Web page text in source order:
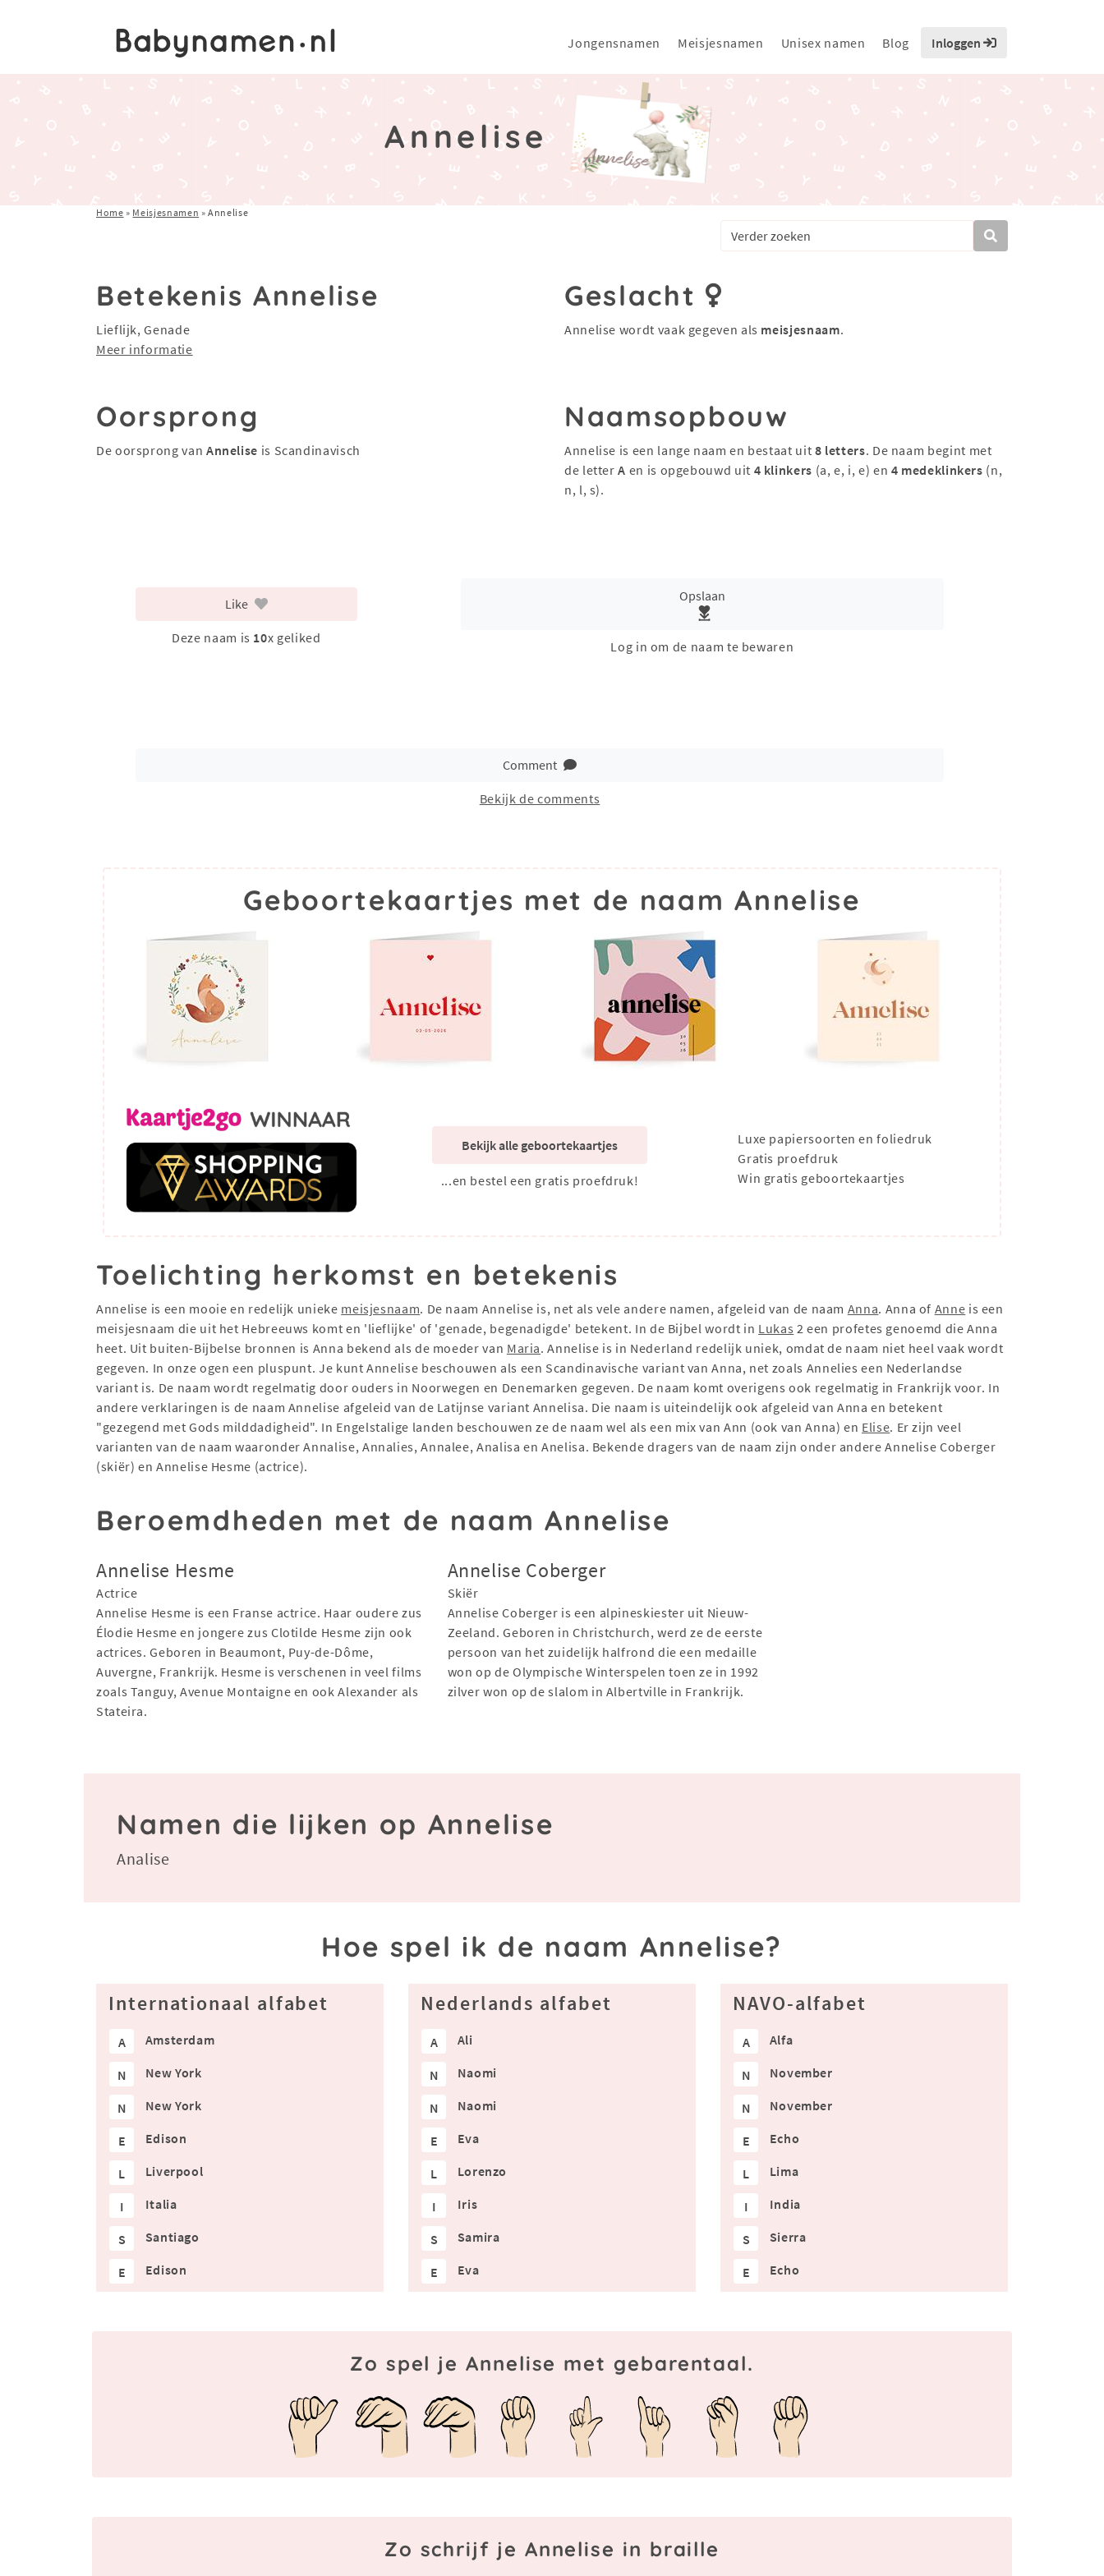
Jongensnamen Meisjesnamen Unisex namen Blog Inloggen
Annelise
Home » Meisjesnamen »Annelise
Betekenis Annelise
Lieflijk, Genade
Meer informatie
Geslacht
Annelise wordt vaak gegeven als meisjesnaam.
Oorsprong
De oorsprong van Annelise is Scandinavisch
Naamsopbouw
Annelise is een lange naam en bestaat uit 8 letters. De naam begint met
de letterA en is opgebouwd uit 4 klinkers (a, e, i, e) en 4 medeklinkers (n,
n, l, s).
Like
Deze naam is 10x geliked
Opslaan
Log in om de naam te bewaren
Comment
Bekijk de comments
Geboortekaartjes met de naam Annelise
Bekijk alle geboortekaartjes
...en bestel een gratis proefdruk!
Luxe papiersoorten en foliedruk
Gratis proefdruk
Win gratis geboortekaartjes
Toelichting herkomst en betekenis
Annelise is een mooie en redelijk unieke meisjesnaam. De naam Annelise is, net als vele andere namen, afgeleid van de naam Anna. Anna of Anne is een
meisjesnaam die uit het Hebreeuws komt en 'lieflijke' of 'genade, begenadigde' betekent. In de Bijbel wordt in Lukas 2 een profetes genoemd die Anna
heet. Uit buiten-Bijbelse bronnen is Anna bekend als de moeder van Maria. Annelise is in Nederland redelijk uniek, omdat de naam niet heel vaak wordt
gegeven. In onze ogen een pluspunt. Je kunt Annelise beschouwen als een Scandinavische variant van Anna, net zoals Annelies een Nederlandse
variant is. De naam wordt regelmatig door ouders in Noorwegen en Denemarken gegeven. De naam komt overigens ook regelmatig in Frankrijk voor. In
andere verklaringen is de naam Annelise afgeleid van de Latijnse variant Annelisa. Die naam is uiteindelijk ook afgeleid van Anna en betekent
"gezegend met Gods milddadigheid". In Engelstalige landen beschouwen ze de naam wel als een mix van Ann (ook van Anna) en Elise. Er zijn veel
varianten van de naam waaronder Annalise, Annalies, Annalee, Analisa en Anelisa. Bekende dragers van de naam zijn onder andere Annelise Coberger
(skiër) en Annelise Hesme (actrice).
Beroemdheden met de naam Annelise
Annelise Hesme
Actrice
Annelise Hesme is een Franse actrice. Haar oudere zus
Élodie Hesme en jongere zus Clotilde Hesme zijn ook
actrices. Geboren in Beaumont, Puy-de-Dôme,
Auvergne, Frankrijk. Hesme is verschenen in veel films
zoals Tanguy, Avenue Montaigne en ook Alexander als
Stateira.
Annelise Coberger
Skiër
Annelise Coberger is een alpineskiester uit Nieuw-
Zeeland. Geboren in Christchurch, werd ze de eerste
persoon van het zuidelijk halfrond die een medaille
won op de Olympische Winterspelen toen ze in 1992
zilver won op de slalom in Albertville in Frankrijk.
Namen die lijken op Annelise
Analise
Hoe spel ik de naam Annelise?
Internationaal alfabet
A Amsterdam
N New York
N New York
E Edison
L Liverpool
I Italia
S Santiago
E Edison
Nederlands alfabet
A Ali
N Naomi
N Naomi
E Eva
L Lorenzo
I Iris
S Samira
E Eva
NAVO-alfabet
A Alfa
N November
N November
E Echo
L Lima
I India
S Sierra
E Echo
Zo spel je Annelise met gebarentaal.
Zo schrijf je Annelise in braille